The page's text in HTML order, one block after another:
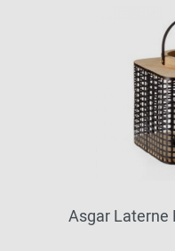
Asgar Laterne